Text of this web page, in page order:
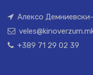
Алексо
+389 71 29 02 39